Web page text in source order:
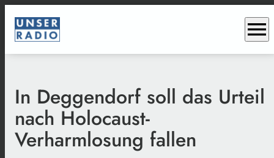
menu
In Deggendorf soll das Urteil
nach Holocaust-
Verharmlosung fallen